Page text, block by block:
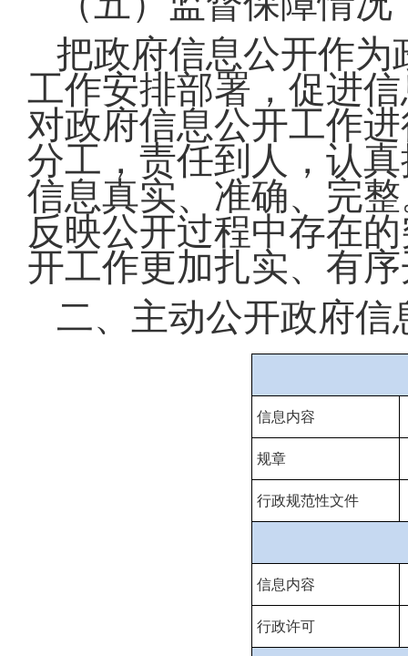
把政府信息公开作
工作安排部署，促进
对政府信息公开工作
分工，责任到人，认
信息真实、准确、完
反映公开过程中存在
开工作更加扎实、有
二、主动公开政府信
信息内容
规章
行政规范性文件
信息内容
行政许可